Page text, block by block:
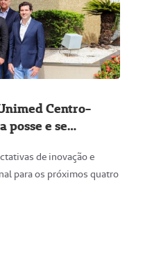
Centro-
posse e se
de inovação e
para os próximos quatro